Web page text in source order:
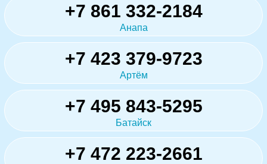
+7 861 332-2184
Анапа
+7 423 379-9723
Артём
+7 495 843-5295
Батайск
+7 472 223-2661